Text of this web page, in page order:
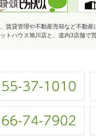
貸管理や不動産売却など不動
ハウス旭川店と、道内3店舗で